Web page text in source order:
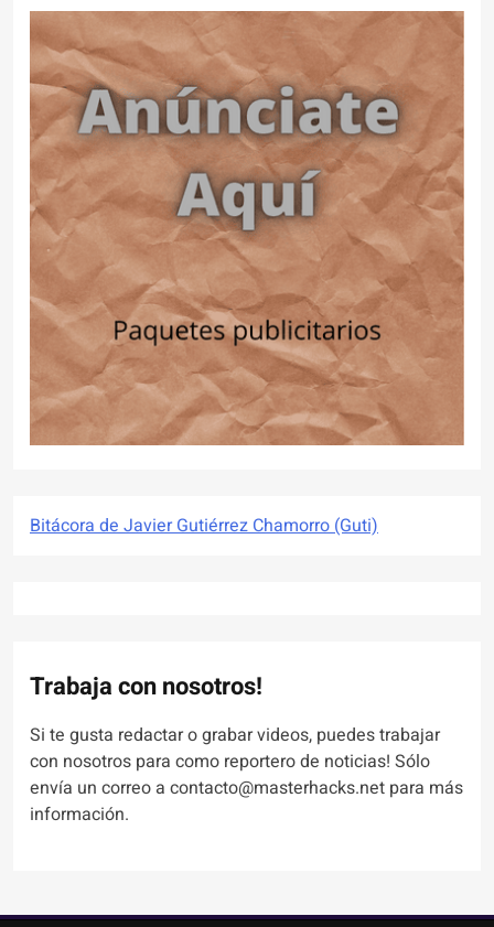
Bitácora de Javier Gutiérrez Chamorro (Guti)
Trabaja con nosotros!
Si te gusta redactar o grabar videos, puedes trabajar
con nosotros para como reportero de noticias! Sólo
envía un correo a contacto@masterhacks.net para más
información.